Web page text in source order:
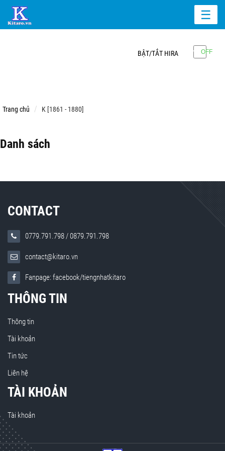
☰
BẬT/TẮT HIRA
Trang chủ K [1861 - 1880]
Danh sách
CONTACT
0779.791.798/0879.791.798
contact@kitaro.vn
Fanpage: facebook/tiengnhatkitaro
THÔNG TIN
Thông tin
Tài khoản
Tin tức
Liên hệ
TÀI KHOẢN
Tài khoản